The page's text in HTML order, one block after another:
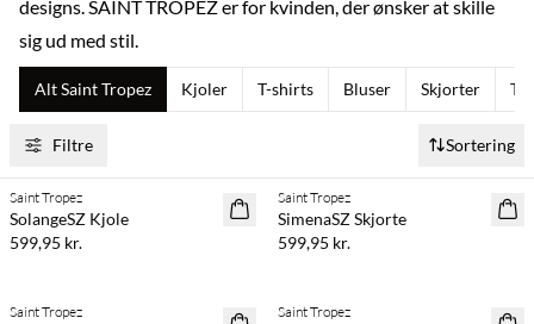
designs. SAINT TROPEZ er for kvinden, der ønsker at skille
sig ud med stil.
Alt Saint Tropez Kjoler T-shirts Bluser Skjorter
Filtre Sortering
NYHED
Køb min. 2 & spar 20%
Saint Tropez
SolangeSZ Kjole
599,95 kr.
NYHED
Saint Tropez
SimenaSZ Skjorte
599,95 kr.
NYHED
Saint Tropez NYHED
Saint Tropez